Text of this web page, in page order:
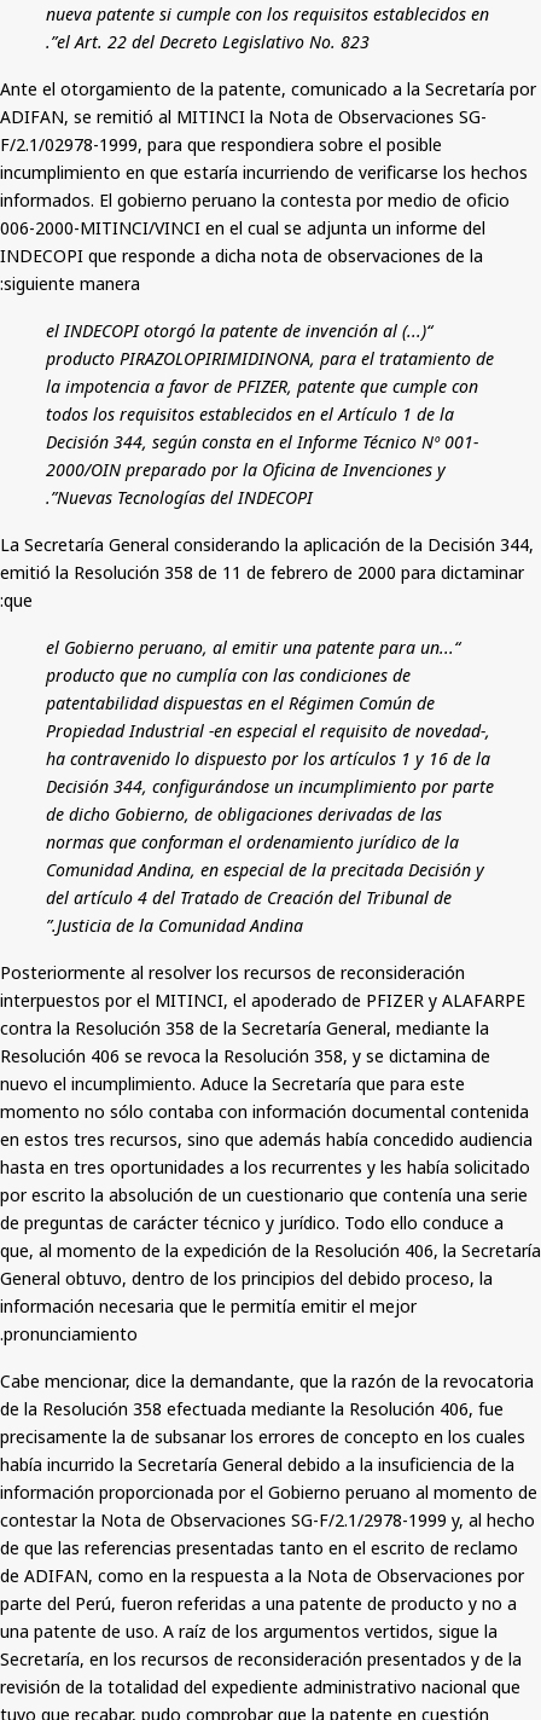
nueva patente si cumple con los requisitos establecidos en
el Art. 22 del Decreto Legislativo No. 823”.
Ante el otorgamiento de la patente, comunicado a la Secretaría por
ADIFAN, se remitió al MITINCI la Nota de Observaciones SG-
F/2.1/02978-1999, para que respondiera sobre el posible
incumplimiento en que estaría incurriendo de verificarse los hechos
informados. El gobierno peruano la contesta por medio de oficio
006-2000-MITINCI/VINCI en el cual se adjunta un informe del
INDECOPI que responde a dicha nota de observaciones de la
siguiente manera:
“(...) el INDECOPI otorgó la patente de invención al
producto PIRAZOLOPIRIMIDINONA, para el tratamiento de
la impotencia a favor de PFIZER, patente que cumple con
todos los requisitos establecidos en el Artículo 1 de la
Decisión 344, según consta en el Informe Técnico Nº 001-
2000/OIN preparado por la Oficina de Invenciones y
Nuevas Tecnologías del INDECOPI”.
La Secretaría General considerando la aplicación de la Decisión 344,
emitió la Resolución 358 de 11 de febrero de 2000 para dictaminar
que:
“...el Gobierno peruano, al emitir una patente para un
producto que no cumplía con las condiciones de
patentabilidad dispuestas en el Régimen Común de
Propiedad Industrial -en especial el requisito de novedad-,
ha contravenido lo dispuesto por los artículos 1 y 16 de la
Decisión 344, configurándose un incumplimiento por parte
de dicho Gobierno, de obligaciones derivadas de las
normas que conforman el ordenamiento jurídico de la
Comunidad Andina, en especial de la precitada Decisión y
del artículo 4 del Tratado de Creación del Tribunal de
Justicia de la Comunidad Andina.”
Posteriormente al resolver los recursos de reconsideración
interpuestos por el MITINCI, el apoderado de PFIZER y ALAFARPE
contra la Resolución 358 de la Secretaría General, mediante la
Resolución 406 se revoca la Resolución 358, y se dictamina de
nuevo el incumplimiento. Aduce la Secretaría que para este
momento no sólo contaba con información documental contenida
en estos tres recursos, sino que además había concedido audiencia
hasta en tres oportunidades a los recurrentes y les había solicitado
por escrito la absolución de un cuestionario que contenía una serie
de preguntas de carácter técnico y jurídico. Todo ello conduce a
que, al momento de la expedición de la Resolución 406, la Secretaría
General obtuvo, dentro de los principios del debido proceso, la
información necesaria que le permitía emitir el mejor
pronunciamiento.
Cabe mencionar, dice la demandante, que la razón de la revocatoria
de la Resolución 358 efectuada mediante la Resolución 406, fue
precisamente la de subsanar los errores de concepto en los cuales
había incurrido la Secretaría General debido a la insuficiencia de la
información proporcionada por el Gobierno peruano al momento de
contestar la Nota de Observaciones SG-F/2.1/2978-1999 y, al hecho
de que las referencias presentadas tanto en el escrito de reclamo
de ADIFAN, como en la respuesta a la Nota de Observaciones por
parte del Perú, fueron referidas a una patente de producto y no a
una patente de uso. A raíz de los argumentos vertidos, sigue la
Secretaría, en los recursos de reconsideración presentados y de la
revisión de la totalidad del expediente administrativo nacional que
tuvo que recabar, pudo comprobar que la patente en cuestión